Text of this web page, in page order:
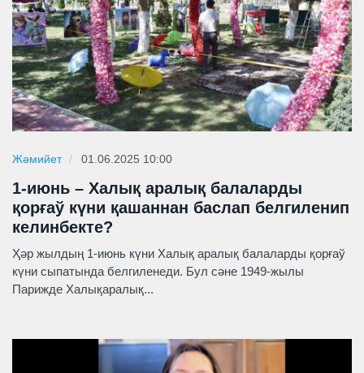
Жәмийет 01.06.2025 10:00
1-июнь – Халық аралық балаларды
қорғаў күни қашаннан баслап белгиленип
келинбекте?
Ҳәр жылдың 1-июнь күни Халық аралық балаларды қорғаў
күни сыпатында белгиленеди. Бул сәне 1949-жылы
Парижде Халықаралық...